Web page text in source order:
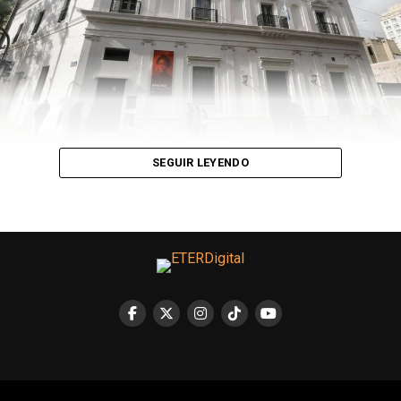
pasado. Lo mismo pasa con “Light as a Feather”
de Alexandra Fletcher que fue estrenadas como serie en
la plataforma de streamings Hulu. Pero la más
trascendente hasta la fecha fue “After” de Anna Todd,
una versión adolescente de Cincuenta sombras de Grey
año para el New York Times.
exitoso universo de Harry Potter, J.K Rowling confiesa
que mandó su trabajo. “Wattpad es como una feria de
libros, hay obras de calidad y otras que no. “¿Quién
SEGUIR LEYENDO